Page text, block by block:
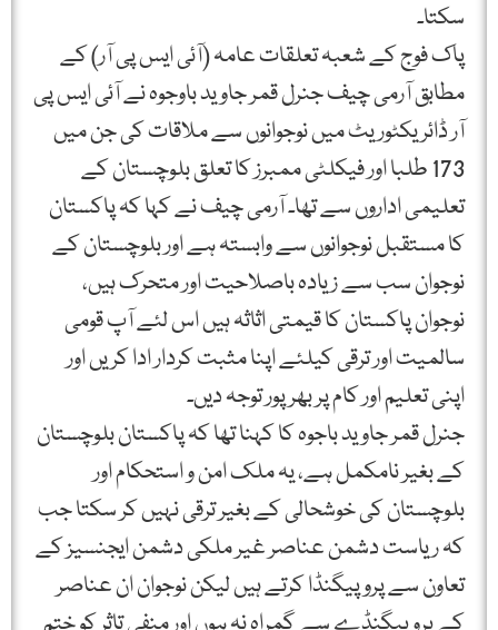
سکتا۔
پاک فوج کے شعبہ تعلقات عامہ (آئی ایس پی آر) کے
مطابق آرمی چیف جنرل قمر جاوید باوجوہ نے آئی ایس پی
آر ڈائریکٹوریٹ میں نوجوانوں سے ملاقات کی جن میں
173 طلبا اور فیکلٹی ممبرز کا تعلق بلوچستان کے
تعلیمی اداروں سے تھا۔ آرمی چیف نے کہا کہ پاکستان
کا مستقبل نوجوانوں سے وابستہ ہے اور بلوچستان کے
نوجوان سب سے زیادہ باصلاحیت اور متحرک ہیں،
نوجوان پاکستان کا قیمتی اثاثہ ہیں اس لئے آپ قومی
سالمیت اور ترقی کیلئے اپنا مثبت کردار ادا کریں اور
اپنی تعلیم اور کام پر بھرپور توجہ دیں۔
جنرل قمر جاوید باجوہ کا کہنا تھا کہ پاکستان بلوچستان
کے بغیر نامکمل ہے، یہ ملک امن و استحکام اور
بلوچستان کی خوشحالی کے بغیر ترقی نہیں کر سکتا جب
کہ ریاست دشمن عناصر غیر ملکی دشمن ایجنسیز کے
تعاون سے پروپیگنڈا کرتے ہیں لیکن نوجوان ان عناصر